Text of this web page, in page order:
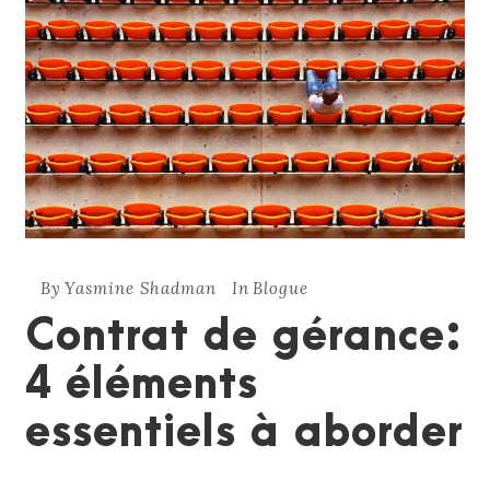
By Yasmine Shadman In Blogue
Contrat de gérance:
4 éléments
essentiels à aborder